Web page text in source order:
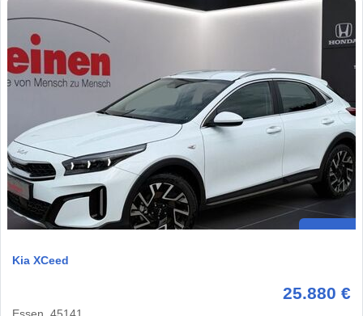
Kia XCeed
25.880 €